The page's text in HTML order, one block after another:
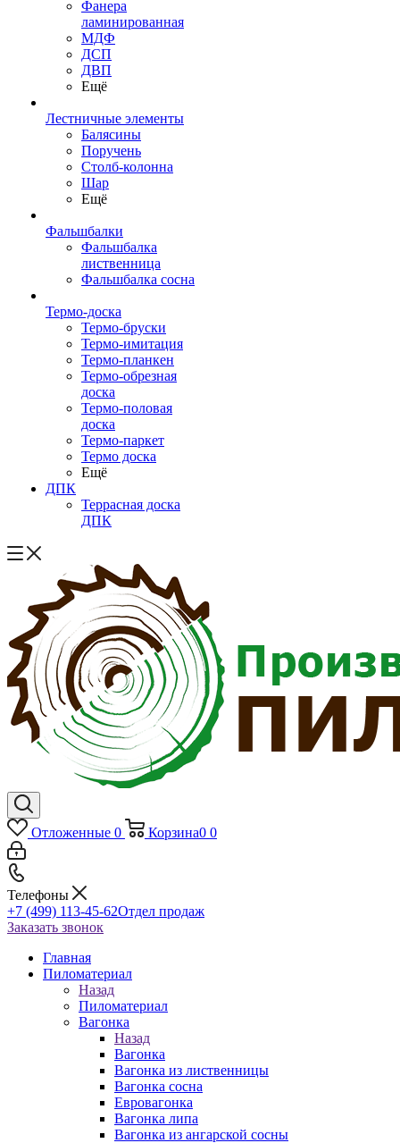
Фанера
ламинированная
МДФ
ДСП
ДВП
Ещё
Лестничные элементы
Балясины
Поручень
Столб-колонна
Шар
Ещё
Фальшбалки
Фальшбалка
лиственница
Фальшбалка сосна
Термо-доска
Термо-бруски
Термо-имитация
Термо-планкен
Термо-обрезная
доска
Термо-половая
доска
Термо-паркет
Термо доска
Ещё
ДПК
Террасная доска
ДПК
Отложенные 0 Корзина0 0
Телефоны
+7 (499) 113-45-62Отдел продаж
Заказать звонок
Главная
Пиломатериал
Назад
Пиломатериал
Вагонка
Назад
Вагонка
Вагонка из лиственницы
Вагонка сосна
Евровагонка
Вагонка липа
Вагонка из ангарской сосны